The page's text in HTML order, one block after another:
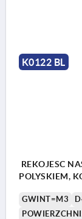
K0122 BL
REKOJESC
POLYSKIEM,
GWINT=M3